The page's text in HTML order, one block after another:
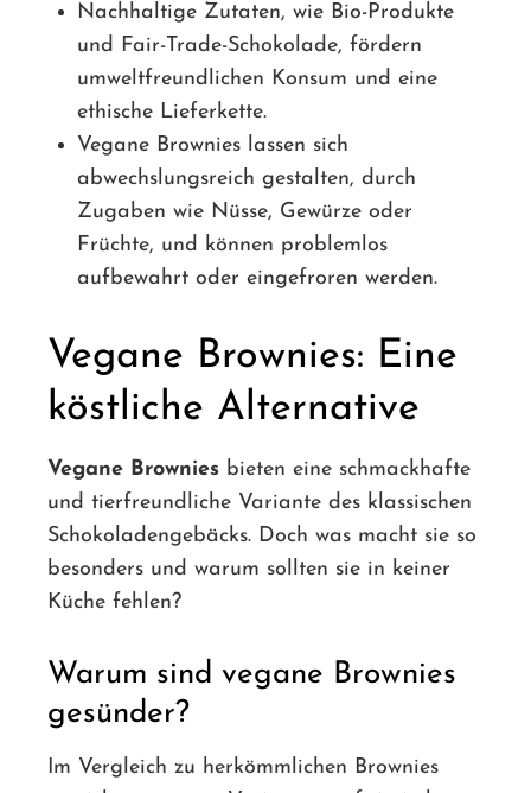
Nachhaltige Zutaten, wie Bio-Produkte
und Fair-Trade-Schokolade, fördern
umweltfreundlichen Konsum und eine
ethische Lieferkette.
Vegane Brownies lassen sich
abwechslungsreich gestalten, durch
Zugaben wie Nüsse, Gewürze oder
Früchte, und können problemlos
aufbewahrt oder eingefroren werden.
Vegane Brownies: Eine
köstliche Alternative
Vegane Brownies bieten eine schmackhafte
und tierfreundliche Variante des klassischen
Schokoladengebäcks. Doch was macht sie so
besonders und warum sollten sie in keiner
Küche fehlen?
Warum sind vegane Brownies
gesünder?
Im Vergleich zu herkömmlichen Brownies